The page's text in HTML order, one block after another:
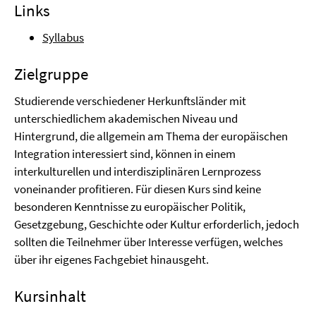
Links
Syllabus
Zielgruppe
Studierende verschiedener Herkunftsländer mit
unterschiedlichem akademischen Niveau und
Hintergrund, die allgemein am Thema der europäischen
Integration interessiert sind, können in einem
interkulturellen und interdisziplinären Lernprozess
voneinander profitieren. Für diesen Kurs sind keine
besonderen Kenntnisse zu europäischer Politik,
Gesetzgebung, Geschichte oder Kultur erforderlich, jedoch
sollten die Teilnehmer über Interesse verfügen, welches
über ihr eigenes Fachgebiet hinausgeht.
Kursinhalt